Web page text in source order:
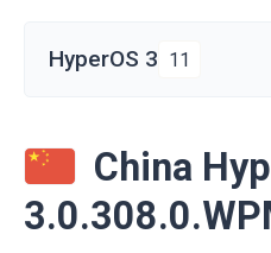
HyperOS 3 11
China